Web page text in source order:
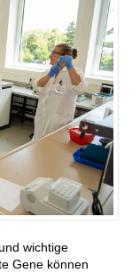
wichtige
Gene können